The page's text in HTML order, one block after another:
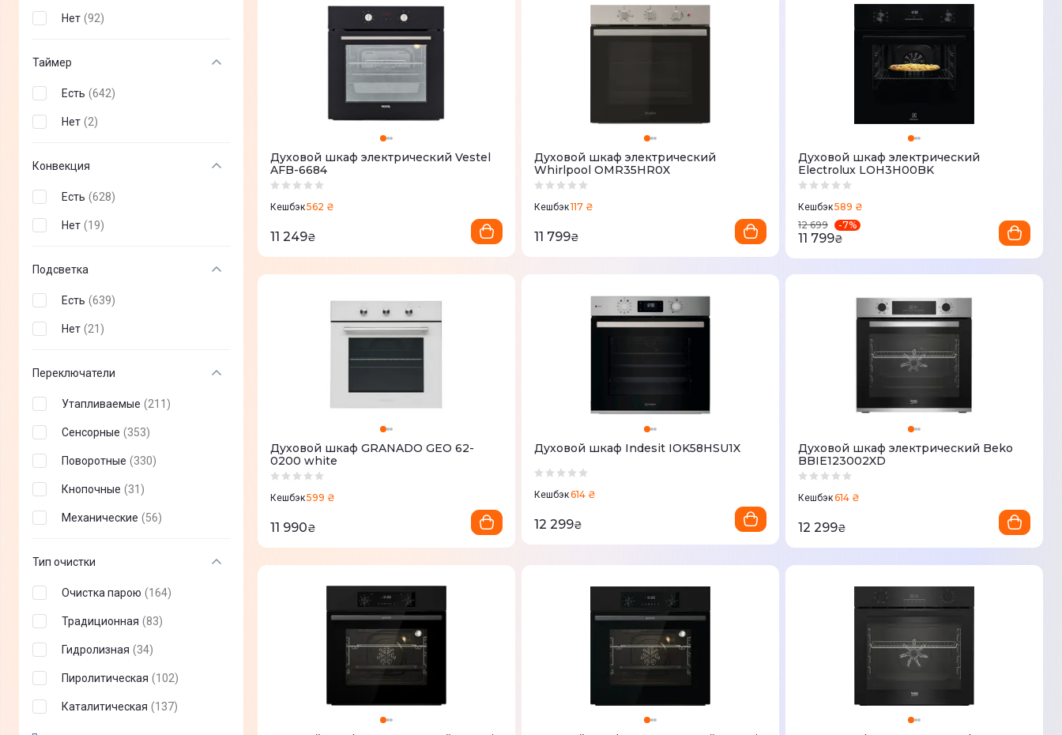
Нет (92)
Таймер
Есть (642)
Нет (2)
Конвекция
Есть (628)
Нет (19)
Подсветка
Есть (639)
Нет (21 )
Переключатели
Утапливаемые (211 )
Сенсорные (353)
Поворотные (330)
Кнопочные (31 )
Механические (56)
Тип очистки
Очистка парою (164)
Традиционная (83)
Гидролизная (34)
Пиролитическая (102)
Каталитическая (137)
Духовой шкаф электрический Vestel
AFB-6684
Кешбэк562 ₴
11 249₴
Духовой шкаф электрический
Whirlpool OMR35HR0X
Кешбэк117 ₴
11 799₴
Духовой шкаф электрический
Electrolux LOH3H00BK
Кешбэк589 ₴
12 699
-7%
11 799₴
Духовой шкаф GRANADO GEO 62-
0200 white
Кешбэк599 ₴
11 990₴
Духовой шкаф Indesit IOK58HSU1X
Кешбэк614 ₴
12 299₴
Духовой шкаф электрический Beko
BBIE123002XD
Кешбэк614 ₴
12 299₴